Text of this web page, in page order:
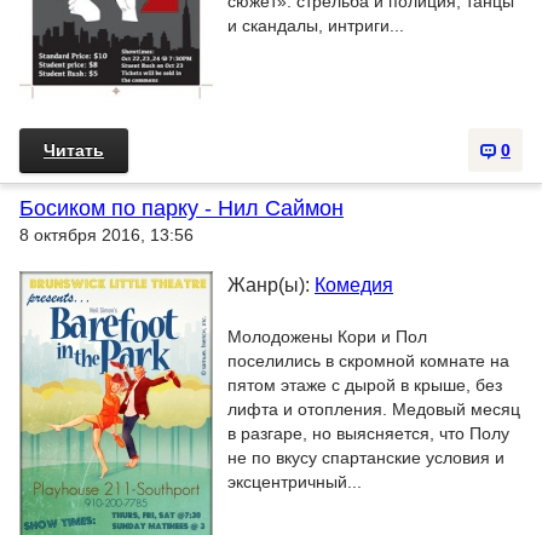
и скандалы, интриги...
0
Читать
Босиком по парку - Нил Саймон
8 октября 2016, 13:56
Жанр(ы): Комедия
Молодожены Кори и Пол
поселились в скромной комнате на
пятом этаже с дырой в крыше, без
лифта и отопления. Медовый месяц
в разгаре, но выясняется, что Полу
не по вкусу спартанские условия и
эксцентричный...